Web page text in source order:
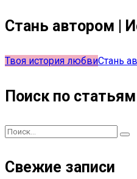
Стань автором |
Твоя история любвиСтань
Поиск по статьям
Свежие записи